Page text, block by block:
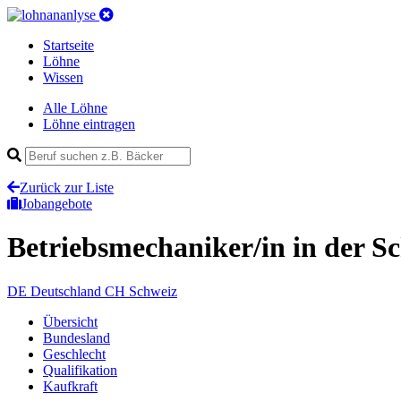
Startseite
Löhne
Wissen
Alle Löhne
Löhne eintragen
Zurück zur Liste
Jobangebote
Betriebsmechaniker/in in der
DE Deutschland CH Schweiz
Übersicht
Bundesland
Geschlecht
Qualifikation
Kaufkraft